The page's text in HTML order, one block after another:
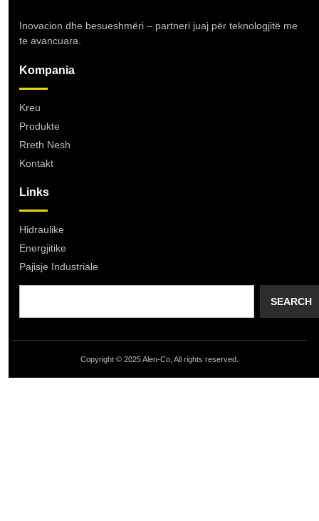
Inovacion dhe besueshmëri – partneri juaj për teknologjitë me
te avancuara.
Kompania
Kreu
Produkte
Rreth Nesh
Kontakt
Links
Hidraulike
Energjitike
Pajisje Industriale
SEARCH
Copyright © 2025 Alen-Co, All rights reserved.